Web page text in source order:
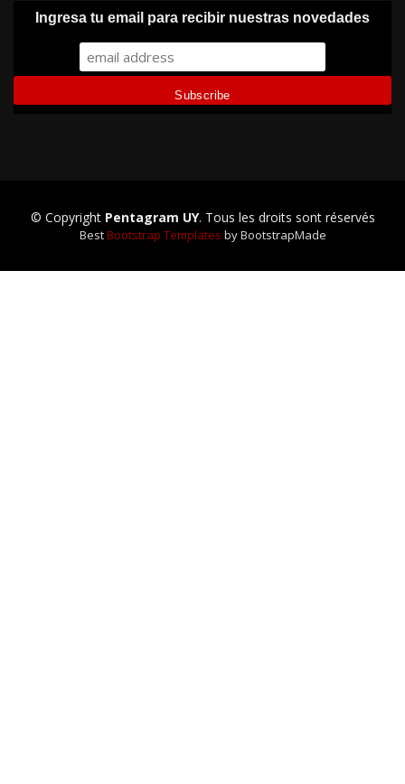
Ingresa tu email para recibir nuestras novedades
© Copyright Pentagram UY. Tous les droits sont réservés
Best Bootstrap Templates by BootstrapMade